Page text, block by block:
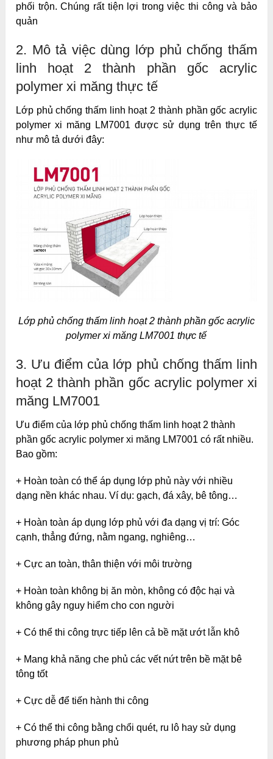
phối trộn. Chúng rất tiện lợi trong việc thi công và bảo
quản
2. Mô tả việc dùng lớp phủ chống thấm
linh hoạt 2 thành phần gốc acrylic
polymer xi măng thực tế
Lớp phủ chống thấm linh hoạt 2 thành phần gốc acrylic
polymer xi măng LM7001 được sử dụng trên thực tế
như mô tả dưới đây:
Lớp phủ chống thấm linh hoạt 2 thành phần gốc acrylic
polymer xi măng LM7001 thực tế
3. Ưu điểm của lớp phủ chống thấm linh
hoạt 2 thành phần gốc acrylic polymer xi
măng LM7001
Ưu điểm của lớp phủ chống thấm linh hoạt 2 thành
phần gốc acrylic polymer xi măng LM7001 có rất nhiều.
Bao gồm:
+ Hoàn toàn có thể áp dụng lớp phủ này với nhiều
dạng nền khác nhau. Ví dụ: gạch, đá xây, bê tông…
+ Hoàn toàn áp dụng lớp phủ với đa dạng vị trí: Góc
cạnh, thẳng đứng, nằm ngang, nghiêng…
+ Cực an toàn, thân thiện với môi trường
+ Hoàn toàn không bị ăn mòn, không có độc hại và
không gây nguy hiểm cho con người
+ Có thể thi công trực tiếp lên cả bề mặt ướt lẫn khô
+ Mang khả năng che phủ các vết nứt trên bề mặt bê
tông tốt
+ Cực dễ để tiến hành thi công
+ Có thể thi công bằng chổi quét, ru lô hay sử dụng
phương pháp phun phủ